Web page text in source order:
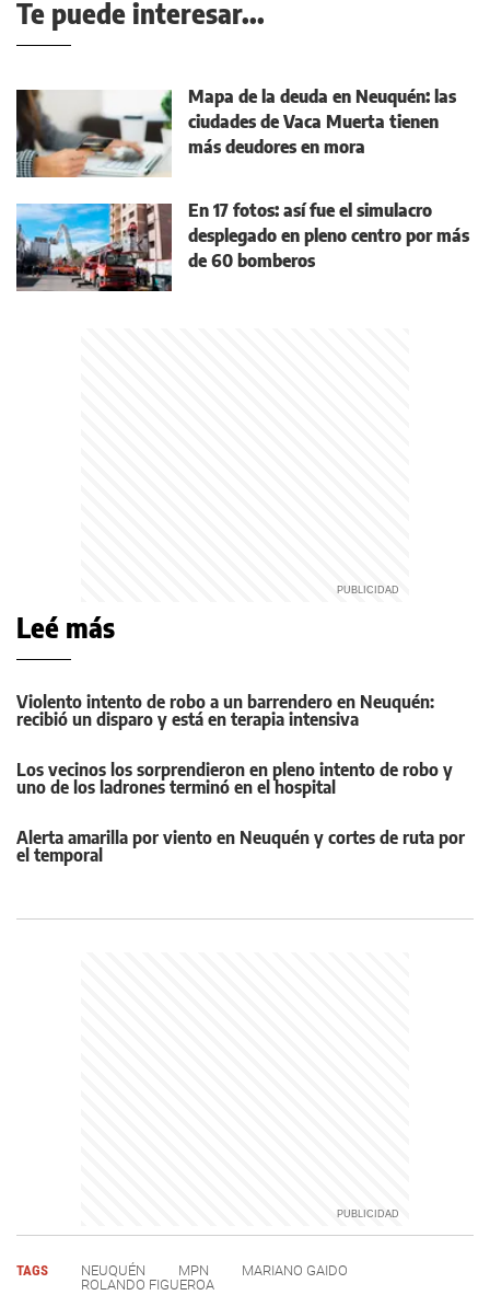
Te puede interesar...
Mapa de la deuda en Neuquén: las
ciudades de Vaca Muerta tienen
más deudores en mora
En 17 fotos: así fue el simulacro
desplegado en pleno centro por más
de 60 bomberos
Leé más
Violento intento de robo a un barrendero en Neuquén:
recibió un disparo y está en terapia intensiva
Los vecinos los sorprendieron en pleno intento de robo y
uno de los ladrones terminó en el hospital
Alerta amarilla por viento en Neuquén y cortes de ruta por
el temporal
TAGS NEUQUÉN MPN
MARIANO GAIDO
ROLANDO FIGUEROA